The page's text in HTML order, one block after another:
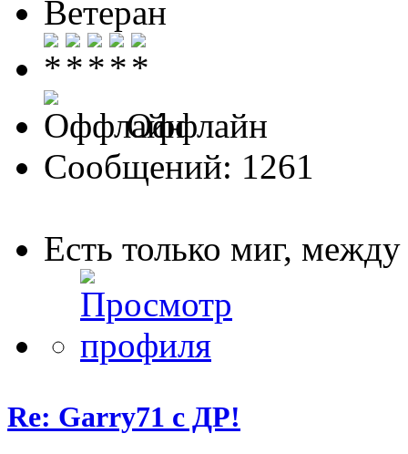
Ветеран
Оффлайн
Сообщений: 1261
Есть только миг,
Re: Garry71 с ДР!